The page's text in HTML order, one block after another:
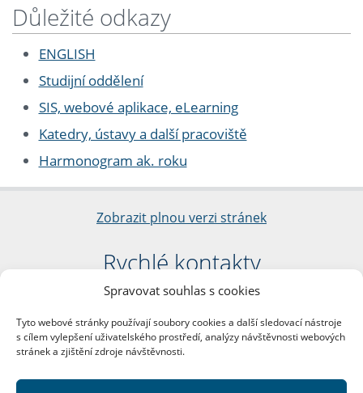
Spravovat souhlas s cookies
Tyto webové stránky používají soubory cookies a další sledovací nástroje
s cílem vylepšení uživatelského prostředí, analýzy návštěvnosti webových
stránek a zjištění zdroje návštěvnosti.
Důležité odkazy
ENGLISH
Studijní oddělení
SIS, webové aplikace, eLearning
Katedry, ústavy a další pracoviště
Harmonogram ak. roku
Zobrazit plnou verzi stránek
Rychlé kontakty
Filozofická fakulta
nám. Jana Palacha 1/2
116 38 Praha 1
DIČ: CZ00216208